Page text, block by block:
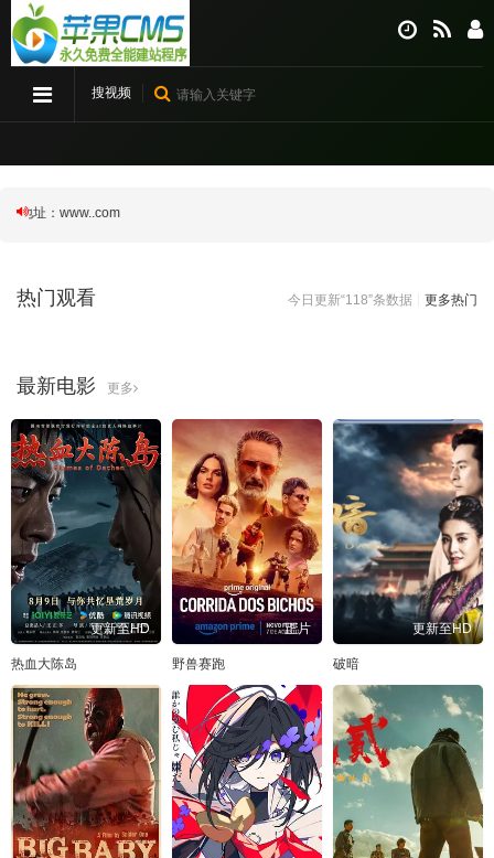
搜视频
址：www..com
今日更新“118”条数据 更多热门
热门观看
最新电影 更多
更新至HD
热血大陈岛
正片
野兽赛跑
更新至HD
破暗